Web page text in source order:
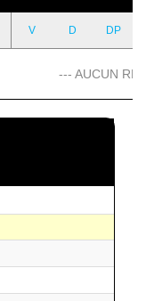
V D DP
--- AUCUN